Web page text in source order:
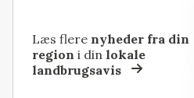
Læs flere nyheder fra din
region i dinlokale
landbrugsavis